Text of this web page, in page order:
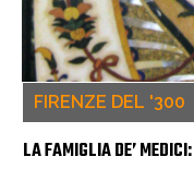
FIRENZE DEL '300
LA FAMIGLIA DE’